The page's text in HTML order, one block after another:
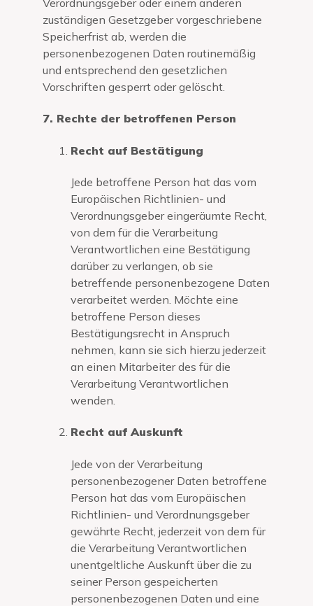
Verordnungsgeber oder einem anderen
zuständigen Gesetzgeber vorgeschriebene
Speicherfrist ab, werden die
personenbezogenen Daten routinemäßig
und entsprechend den gesetzlichen
Vorschriften gesperrt oder gelöscht.
7. Rechte der betroffenen Person
Recht auf Bestätigung
Jede betroffene Person hat das vom
Europäischen Richtlinien- und
Verordnungsgeber eingeräumte Recht,
von dem für die Verarbeitung
Verantwortlichen eine Bestätigung
darüber zu verlangen, ob sie
betreffende personenbezogene Daten
verarbeitet werden. Möchte eine
betroffene Person dieses
Bestätigungsrecht in Anspruch
nehmen, kann sie sich hierzu jederzeit
an einen Mitarbeiter des für die
Verarbeitung Verantwortlichen
wenden.
Recht auf Auskunft
Jede von der Verarbeitung
personenbezogener Daten betroffene
Person hat das vom Europäischen
Richtlinien- und Verordnungsgeber
gewährte Recht, jederzeit von dem für
die Verarbeitung Verantwortlichen
unentgeltliche Auskunft über die zu
seiner Person gespeicherten
personenbezogenen Daten und eine